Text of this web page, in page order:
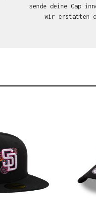
sende deine Cap
wir erstatten